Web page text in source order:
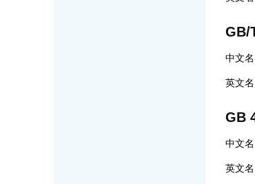
GB/
中文
英文名
GB
中文
英文